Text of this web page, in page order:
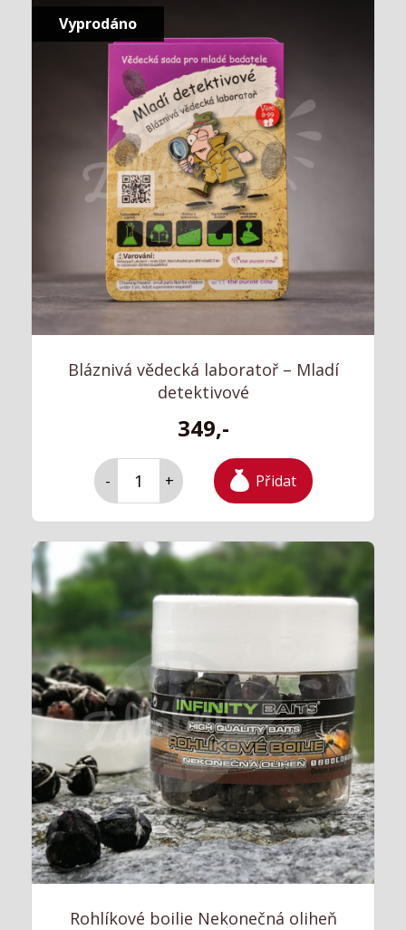
Bláznivá vědecká laboratoř – Mladí
detektivové
Vyprodáno
349,-
- + Přidat
Rohlíkové boilie Nekonečná oliheň